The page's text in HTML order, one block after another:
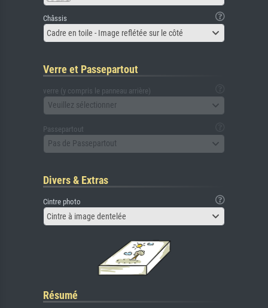
Châssis
Cadre en toile - Image reflétée sur le côté
Verre et Passepartout
verre (y compris le panneau arrière)
Veuillez sélectionner
Passepartout
Pas de Passepartout
Divers & Extras
Cintre photo
Cintre à image dentelée
Résumé